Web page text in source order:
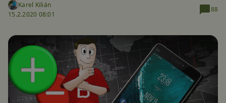
Karel Kilián
15.2.2020 08:01
88